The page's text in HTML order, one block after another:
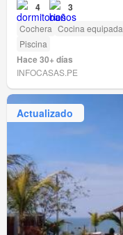
4 3
Cochera Cocina equipada
Piscina
Hace 30+ días
INFOCASAS.PE
Actualizado